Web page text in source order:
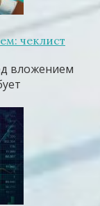
чеклист
вложением